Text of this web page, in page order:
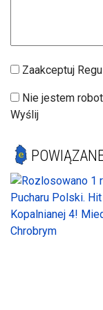
Zaakceptuj
Nie jestem
Wyślij